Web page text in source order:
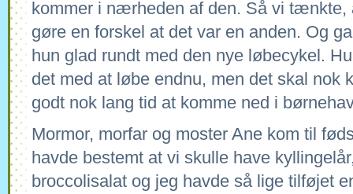
kommer i nærheden af den. Så vi tænkte,
gøre en forskel at det var en anden. Og
hun glad rundt med den nye løbecykel.
det med at løbe endnu, men det skal nok
godt nok lang tid at komme ned i
Mormor, morfar og moster Ane kom til
havde bestemt at vi skulle have
broccolisalat og jeg havde så lige tilføjet